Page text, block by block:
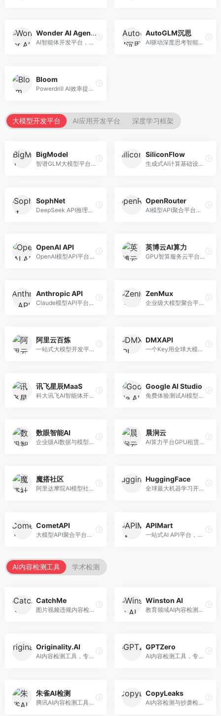
Wonder AI Agents
AI智能体开发平台，专注于低代码智能体创建。面向开发者，提供可视化开发、模板库、部署服务等功能，开发门槛低。
AutoGLM沉思
AI驱动深度思考智能体，专注于复杂推理任务。面向高级用户，提供深度分析、逻辑推理、决策支持等服务，推理能力强。
Bloom
Powerdrill AI效率提升平台，专注于企业智能化。面向企业用户，提供智能体创建、流程自动化、数据分析等服务，企业效率提升显著。
大模型开发平台 AI应用开发平台 深度学习框架
BigModel
智谱GLM大模型平台，提供API调用与模型服务。面向开发者和企业用户，提供GLM系列模型API、微调服务、应用开发工具等，开源生态完善。
SiliconFlow
生成式AI计算基础设施平台，专注于模型推理服务。面向开发者和企业，提供多模型API、高性能推理、成本优化等服务，推理性价比高。
SophNet
DeepSeek API推理平台，专注于DeepSeek模型服务。面向开发者，提供DeepSeek模型API、高性能推理、低成本服务，推理效率高。
OpenRouter
AI模型API聚合平台，整合多种主流大模型。面向开发者，提供统一API接口、模型对比、成本优化等服务，模型选择灵活。
OpenAI API
OpenAI模型API平台，提供GPT系列模型服务。面向开发者，提供模型API、微调服务、Assistants API等，是AI开发领域的基础设施。
英博云AI算力
GPU智算服务云平台，专注于AI算力租赁。面向AI研究者和企业，提供GPU租赁、模型训练、推理服务等，算力资源丰富。
Anthropic API
Claude模型API平台，专注于安全可靠的AI服务。面向开发者，提供Claude系列模型API、安全特性、企业级服务等，API质量高。
ZenMux
企业级大模型聚合平台，专注于企业AI服务。面向企业用户，提供多模型管理、安全合规、成本优化等服务，企业级功能完善。
阿里云百炼
一站式大模型开发平台，深度整合阿里云服务。面向企业开发者和AI团队，提供模型训练、微调、部署、应用开发等全流程服务，企业级功能完善。
DMXAPI
一个Key用全球大模型的聚合平台。面向开发者，提供多模型统一API、简化接入、成本控制等服务，接入便捷。
讯飞星辰MaaS
科大讯飞AI智能体开发平台，专注于企业级模型服务。面向企业用户，提供模型调用、智能体创建、行业解决方案等服务，中文能力突出。
Google AI Studio
免费体验测试AI模型的平台，深度整合Google生态。面向开发者和研究者，提供Gemini模型体验、API密钥管理、提示词测试等服务，免费使用。
数眼智能AI
企业级AI数据与模型服务平台，专注于数据驱动AI。面向企业用户，提供数据管理、模型训练、部署服务等，数据治理能力强。
晨涧云
AI算力平台GPU租赁服务，专注于弹性算力。面向开发者和研究者，提供GPU租赁、弹性调度、成本优化等服务，算力灵活。
魔搭社区
阿里达摩院AI模型社区，专注于中文AI生态。面向中文开发者，提供开源模型、数据集、开发工具等资源，中文模型丰富。
HuggingFace
全球最大机器学习开源社区，整合模型库与开发工具。面向AI研究者和开发者，提供开源模型、数据集、开发工具等资源，开源生态最完善。
CometAPI
大模型API聚合平台，整合多种AI模型服务。面向开发者，提供统一接口、模型切换、监控分析等服务，API管理便捷。
APIMart
一站式AI API平台，整合多种AI服务。面向开发者，提供模型API、图像处理、语音识别等服务，API种类丰富。
AI内容检测工具 学术检测
CatchMe
图片视频违规内容检测平台，专注于视觉内容安全。面向内容平台，提供图片审核、视频审核、直播监控等服务，视觉检测专业。
Winston AI
教育领域AI内容检测平台，专注于学术诚信。面向教育机构，提供AI内容检测、抄袭检测、报告生成等服务，教育适配性强。
Originality.AI
AI内容检测工具，专注于内容原创性验证。面向内容创作者和出版商，提供AI检测、抄袭检测、批量分析等服务，检测精度高。
GPTZero
AI内容检测工具，专注于AI生成文本识别。面向教育工作者和出版商，提供文本检测、批量分析、API接口等服务，检测准确率高。
朱雀AI检测
腾讯AI内容检测工具，专注于中文内容识别。面向中文用户，提供AI内容检测、文本分析、报告生成等服务，中文检测专业。
CopyLeaks
AI内容检测与抄袭检测平台，专注于内容原创性验证。面向教育机构和出版商，提供AI检测、抄袭检测、多语言支持等服务，检测全面。